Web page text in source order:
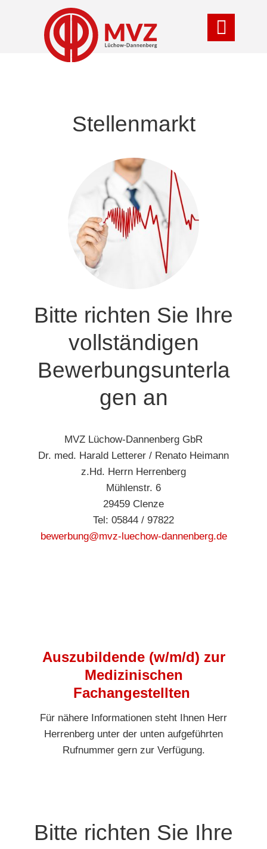

Stellenmarkt
Bitte richten Sie Ihre
vollständigen
Bewerbungsunterla
gen an
MVZ Lüchow-Dannenberg GbR
Dr. med. Harald Letterer / Renato Heimann
z.Hd. Herrn Herrenberg
Mühlenstr. 6
29459 Clenze
Tel: 05844 / 97822
bewerbung@mvz-luechow-dannenberg.de
Auszubildende (w/m/d) zur
Medizinischen
Fachangestellten
Für nähere Informationen steht Ihnen Herr
Herrenberg unter der unten aufgeführten
Rufnummer gern zur Verfügung.
Bitte richten Sie Ihre